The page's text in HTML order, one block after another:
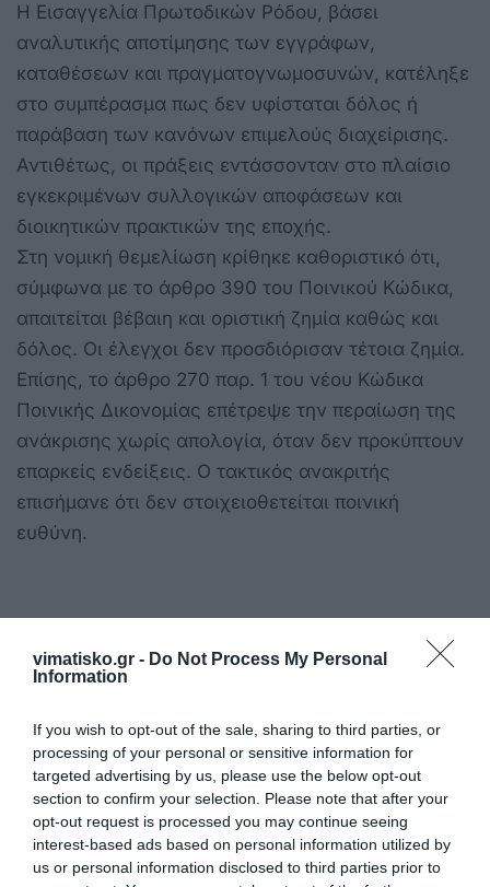
vimatisko.gr - Do Not Process My Personal
Information
If you wish to opt-out of the sale, sharing to third parties, or
processing of your personal or sensitive information for
targeted advertising by us, please use the below opt-out
section to confirm your selection. Please note that after your
opt-out request is processed you may continue seeing
interest-based ads based on personal information utilized by
us or personal information disclosed to third parties prior to
Η Εισαγγελία Πρωτοδικών Ρόδου, βάσει
αναλυτικής αποτίμησης των εγγράφων,
καταθέσεων και πραγματογνωμοσυνών, κατέληξε
στο συμπέρασμα πως δεν υφίσταται δόλος ή
παράβαση των κανόνων επιμελούς διαχείρισης.
Αντιθέτως, οι πράξεις εντάσσονταν στο πλαίσιο
εγκεκριμένων συλλογικών αποφάσεων και
διοικητικών πρακτικών της εποχής.
Στη νομική θεμελίωση κρίθηκε καθοριστικό ότι,
σύμφωνα με το άρθρο 390 του Ποινικού Κώδικα,
απαιτείται βέβαιη και οριστική ζημία καθώς και
δόλος. Οι έλεγχοι δεν προσδιόρισαν τέτοια ζημία.
Επίσης, το άρθρο 270 παρ. 1 του νέου Κώδικα
Ποινικής Δικονομίας επέτρεψε την περαίωση της
ανάκρισης χωρίς απολογία, όταν δεν προκύπτουν
επαρκείς ενδείξεις. Ο τακτικός ανακριτής
επισήμανε ότι δεν στοιχειοθετείται ποινική
ευθύνη.